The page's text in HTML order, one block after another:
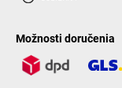
Možnosti doručenia